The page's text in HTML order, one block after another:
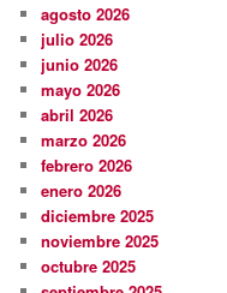
agosto 2026
julio 2026
junio 2026
mayo 2026
abril 2026
marzo 2026
febrero 2026
enero 2026
diciembre 2025
noviembre 2025
octubre 2025